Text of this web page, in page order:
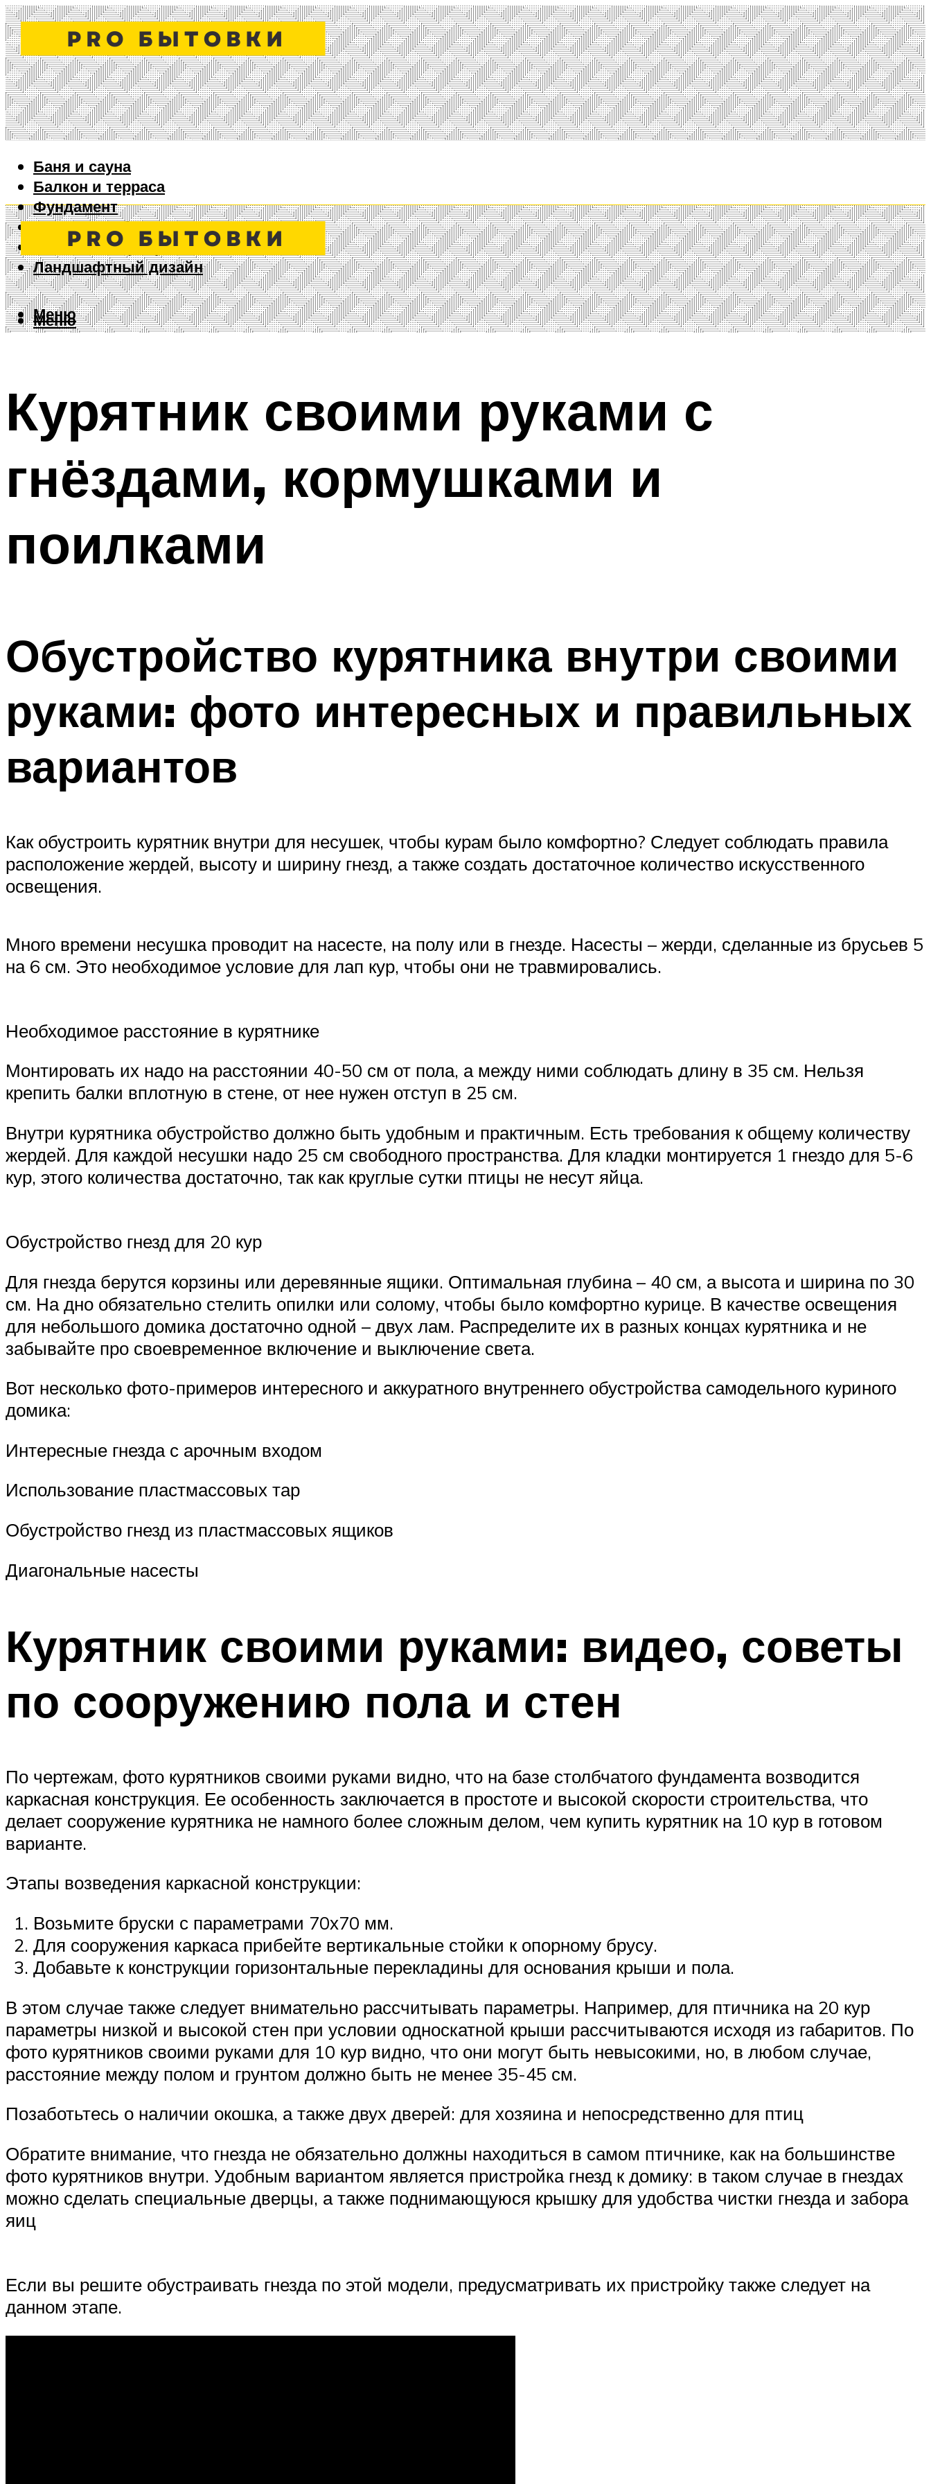
Баня и сауна
Балкон и терраса
Фундамент
Ворота и забор
Дизайн интерьера
Ландшафтный дизайн
Меню
Меню
Курятник своими руками с
гнёздами, кормушками и
поилками
Обустройство курятника внутри своими
руками: фото интересных и правильных
вариантов
Как обустроить курятник внутри для несушек, чтобы курам было комфортно? Следует соблюдать правила
расположение жердей, высоту и ширину гнезд, а также создать достаточное количество искусственного
освещения.
Много времени несушка проводит на насесте, на полу или в гнезде. Насесты – жерди, сделанные из брусьев 5
на 6 см. Это необходимое условие для лап кур, чтобы они не травмировались.
Необходимое расстояние в курятнике
Монтировать их надо на расстоянии 40-50 см от пола, а между ними соблюдать длину в 35 см. Нельзя
крепить балки вплотную в стене, от нее нужен отступ в 25 см.
Внутри курятника обустройство должно быть удобным и практичным. Есть требования к общему количеству
жердей. Для каждой несушки надо 25 см свободного пространства. Для кладки монтируется 1 гнездо для 5-6
кур, этого количества достаточно, так как круглые сутки птицы не несут яйца.
Обустройство гнезд для 20 кур
Для гнезда берутся корзины или деревянные ящики. Оптимальная глубина – 40 см, а высота и ширина по 30
см. На дно обязательно стелить опилки или солому, чтобы было комфортно курице. В качестве освещения
для небольшого домика достаточно одной – двух лам. Распределите их в разных концах курятника и не
забывайте про своевременное включение и выключение света.
Вот несколько фото-примеров интересного и аккуратного внутреннего обустройства самодельного куриного
домика:
Интересные гнезда с арочным входом
Использование пластмассовых тар
Обустройство гнезд из пластмассовых ящиков
Диагональные насесты
Курятник своими руками: видео, советы
по сооружению пола и стен
По чертежам, фото курятников своими руками видно, что на базе столбчатого фундамента возводится
каркасная конструкция. Ее особенность заключается в простоте и высокой скорости строительства, что
делает сооружение курятника не намного более сложным делом, чем купить курятник на 10 кур в готовом
варианте.
Этапы возведения каркасной конструкции:
Возьмите бруски с параметрами 70х70 мм.
Для сооружения каркаса прибейте вертикальные стойки к опорному брусу.
Добавьте к конструкции горизонтальные перекладины для основания крыши и пола.
В этом случае также следует внимательно рассчитывать параметры. Например, для птичника на 20 кур
параметры низкой и высокой стен при условии односкатной крыши рассчитываются исходя из габаритов. По
фото курятников своими руками для 10 кур видно, что они могут быть невысокими, но, в любом случае,
расстояние между полом и грунтом должно быть не менее 35-45 см.
Позаботьтесь о наличии окошка, а также двух дверей: для хозяина и непосредственно для птиц
Обратите внимание, что гнезда не обязательно должны находиться в самом птичнике, как на большинстве
фото курятников внутри. Удобным вариантом является пристройка гнезд к домику: в таком случае в гнездах
можно сделать специальные дверцы, а также поднимающуюся крышку для удобства чистки гнезда и забора
яиц
Если вы решите обустраивать гнезда по этой модели, предусматривать их пристройку также следует на
данном этапе.